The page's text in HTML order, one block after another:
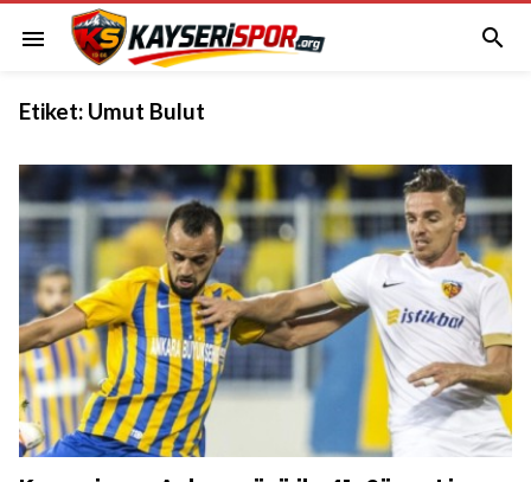
menu 
Etiket: Umut Bulut